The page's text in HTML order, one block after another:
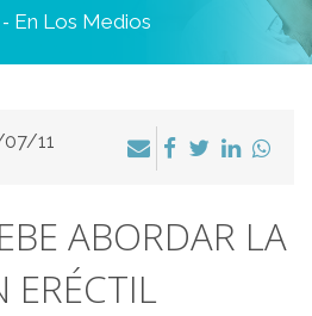
- En Los Medios
11
ABORDAR LA
ERÉCTIL